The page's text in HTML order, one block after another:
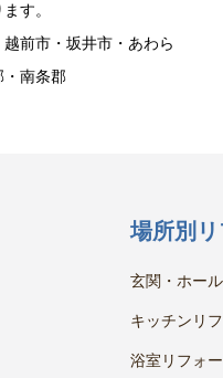
す。
前市・坂井市・あわら
・南条郡
場所別
玄関・ホー
キッチンリ
浴室リフォ